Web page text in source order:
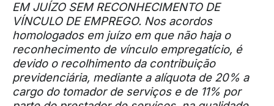
EM JUÍZO SEM RECONHECIMENTO DE
VÍNCULO DE EMPREGO. Nos acordos
homologados em juízo em que não haja o
reconhecimento de vínculo empregatício, é
devido o recolhimento da contribuição
previdenciária, mediante a alíquota de 20% a
cargo do tomador de serviços e de 11% por